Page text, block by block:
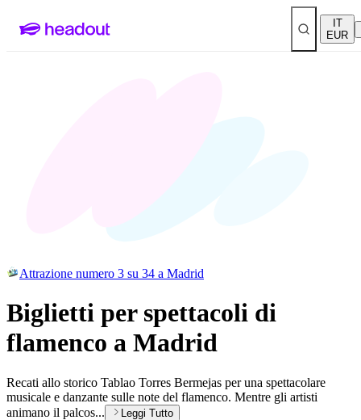
IT
EUR
Attrazione numero 3 su 34 a Madrid
Biglietti per spettacoli di
flamenco a Madrid
Recati allo storico Tablao Torres Bermejas per una spettacolare
musicale e danzante sulle note del flamenco. Mentre gli artisti
animano il palcos...
Leggi Tutto